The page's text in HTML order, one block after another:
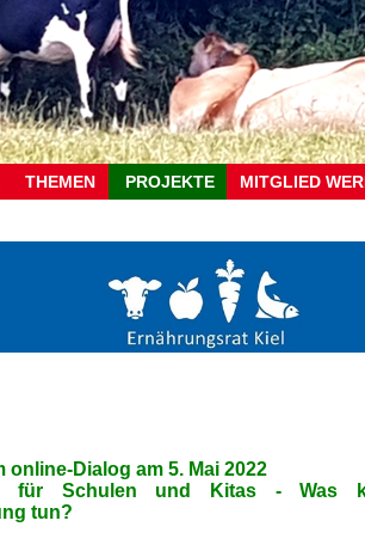
THEMEN PROJEKTE MITGLIED
online-Dialog am 5. Mai 2022
für Schulen und Kitas -Was
tun?